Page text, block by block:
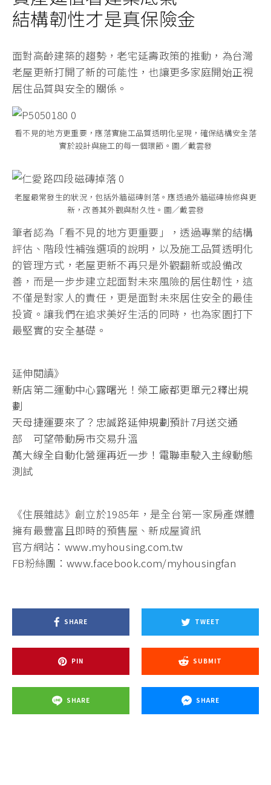
結構韌性才是真保險金
面對高齡建築的趨勢，老宅延壽政策的推動，為台灣
老屋更新打開了新的可能性，也讓更多家庭開始正視
居住品質與安全的關係。
看不見的地方更重要，應落實施工品質透明化呈現，確保結構安全落
實於設計與施工的每一個環節。圖／戴雲發
老屋最常發生的狀況，包括外牆磁磚剝落。應透過外牆磁磚檢修與更
新，改善其外觀與耐久性。圖／戴雲發
筆者認為「看不見的地方更重要」，透過專業的結構
評估、階段性補強選項的說明，以及施工品質透明化
的管理方式，老屋更新不再只是外觀翻新或設備改
善，而是一步步建立起面對未來風險的居住韌性，這
不僅是對家人的責任，更是面對未來居住安全的最佳
投資。讓我們在追求美好生活的同時，也為家園打下
最堅實的安全基礎。
延伸閱讀》
新店第二運動中心露曙光！榮工廠都更單元2釋出規
劃
天母捷運要來了？忠誠路延伸規劃預計7月送交通
部 可望帶動房市交易升溫
萬大線全自動化營運再近一步！電聯車駛入主線動態
測試
《住展雜誌》創立於1985年，是全台第一家房產媒體
擁有最豐富且即時的預售屋、新成屋資訊
官方網站： www.myhousing.com.tw
FB粉絲團：www.facebook.com/myhousingfan
SHARE TWEET
PIN SUBMIT
SHARE SHARE